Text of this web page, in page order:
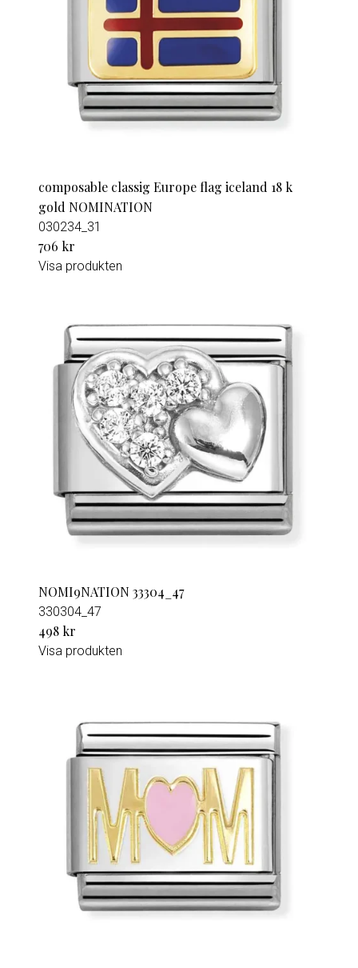
composable classig Europe flag iceland 18 k
gold NOMINATION
030234_31
706 kr
Visa produkten
NOMI9NATION 33304_47
330304_47
498 kr
Visa produkten